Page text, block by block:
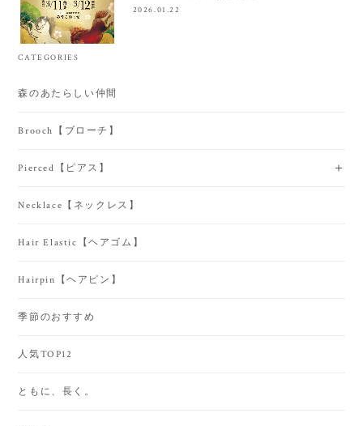
2026.01.22
CATEGORIES
森のあたらしい仲間
Brooch【ブローチ】
Pierced【ピアス】
Necklace【ネックレス】
Hair Elastic【ヘアゴム】
Hairpin【ヘアピン】
季節のおすすめ
人気TOP12
ともに、長く。